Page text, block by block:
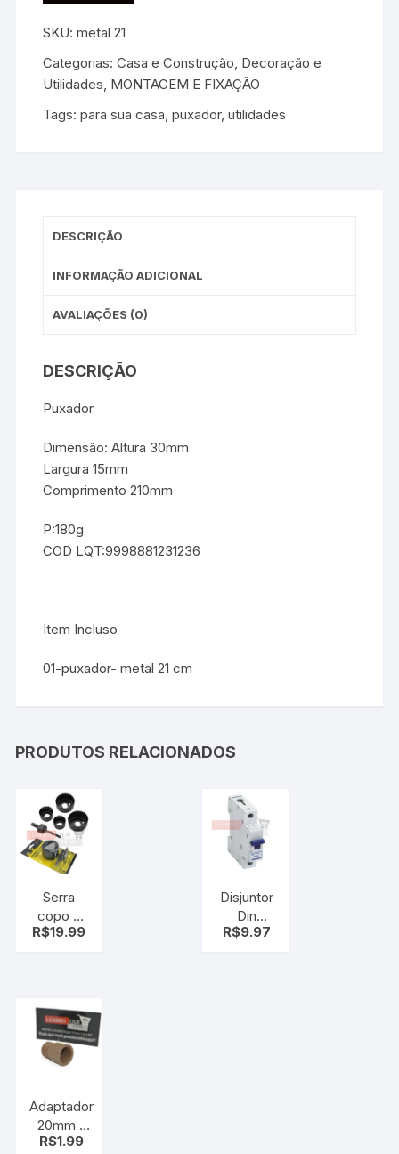
SKU:metal 21
Categorias:Casa e Construção, Decoração e
Utilidades, MONTAGEM E FIXAÇÃO
Tags:para sua casa,puxador,utilidades
DESCRIÇÃO
INFORMAÇÃO ADICIONAL
AVALIAÇÕES (0)
DESCRIÇÃO
Puxador
Dimensão: Altura 30mm
Largura 15mm
Comprimento 210mm
P:180g
COD LQT:9998881231236
Item Incluso
01-puxador- metal 21 cm
PRODUTOS RELACIONADOS
Serra
copo 5
pcs
R$19.99
Disjuntor
Din
Unipolar B
R$9.97
Adaptador
20mm x
1/2″ – Cola
R$1.99